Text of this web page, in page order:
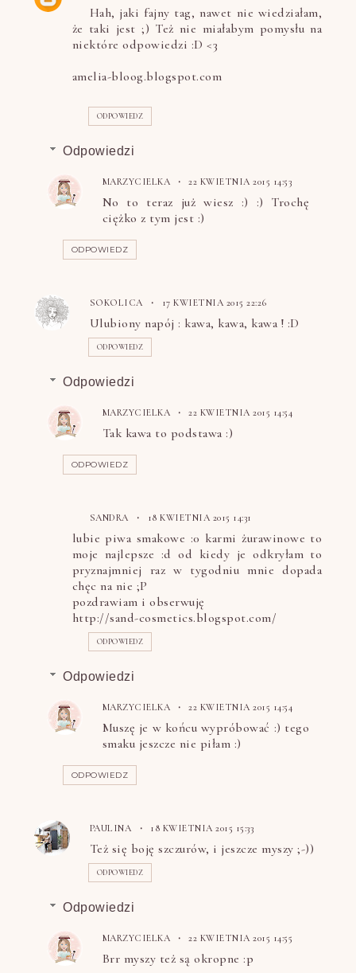
Hah, jaki fajny tag, nawet nie wiedziałam,
że taki jest ;) Też nie miałabym pomysłu na
niektóre odpowiedzi :D <3
amelia-bloog.blogspot.com
ODPOWIEDZ
Odpowiedzi
MARZYCIELKA 22 KWIETNIA 2015 14:53
No to teraz już wiesz :) :) Trochę
ciężko z tym jest :)
ODPOWIEDZ
SOKOLICA 17 KWIETNIA 2015 22:26
Ulubiony napój : kawa, kawa, kawa ! :D
ODPOWIEDZ
Odpowiedzi
MARZYCIELKA 22 KWIETNIA 2015 14:54
Tak kawa to podstawa :)
ODPOWIEDZ
SANDRA 18 KWIETNIA 2015 14:31
lubie piwa smakowe :0 karmi żurawinowe to
moje najlepsze :d od kiedy je odkryłam to
pryznajmniej raz w tygodniu mnie dopada
chęc na nie ;P
pozdrawiam i obserwuję
http://sand-cosmetics.blogspot.com/
ODPOWIEDZ
Odpowiedzi
MARZYCIELKA 22 KWIETNIA 2015 14:54
Muszę je w końcu wypróbować :) tego
smaku jeszcze nie piłam :)
ODPOWIEDZ
PAULINA 18 KWIETNIA 2015 15:33
Też się boję szczurów, i jeszcze myszy ;-))
ODPOWIEDZ
Odpowiedzi
MARZYCIELKA 22 KWIETNIA 2015 14:55
Brr myszy też są okropne :p